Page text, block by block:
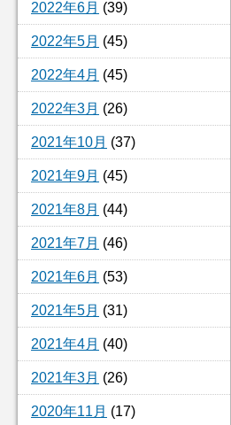
2022年6月 (39)
2022年5月 (45)
2022年4月 (45)
2022年3月 (26)
2021年10月 (37)
2021年9月 (45)
2021年8月 (44)
2021年7月 (46)
2021年6月 (53)
2021年5月 (31)
2021年4月 (40)
2021年3月 (26)
2020年11月 (17)